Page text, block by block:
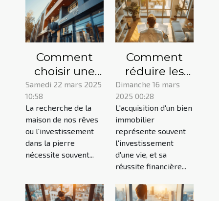
Comment
choisir une
agence pour
vos projets
immobilier et
financement
Samedi 22 mars 2025
10:58
La recherche de la
maison de nos rêves
ou l'investissement
dans la pierre
nécessite souvent...
Comment
réduire les
coûts de
votre crédit
immobilier en
choisissant la
bonne
assurance ?
Dimanche 16 mars
2025 00:28
L'acquisition d'un bien
immobilier
représente souvent
l'investissement
d'une vie, et sa
réussite financière...